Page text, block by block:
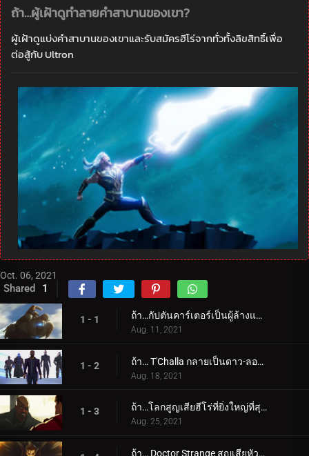
ถ้า…ผู้เฝ้าดูทำลายคำสาบานของเขา?
ผู้เฝ้าดูแบ่งคำสาบานของเขาและรับสมัครฮีโร่จากทั่วทั้งลิขสิทธิ์เพื่อ
ต่อสู้กับ Ultron
Oct. 06, 2021
Shared 1
1 - 1 ถ้า…กัปตันคาร์เตอร์เป็นผู้ล้างแค้นคนแรก?
Aug. 11, 2021
1 - 2 ถ้า… T'Challa กลายเป็นดาว-ลอร์ด?
Aug. 18, 2021
1 - 3 ถ้า…โลกสูญเสียฮีโร่ที่ยิ่งใหญ่ที่สุด?
Aug. 25, 2021
ถ้า… Doctor Strange สูญเสียหัวใจของเขาแทนที่จะเป็นมือของเขา?